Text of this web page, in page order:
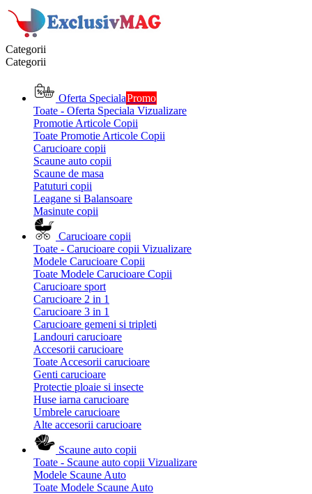
Categorii
Categorii
Oferta SpecialaPromo
Toate - Oferta Speciala Vizualizare
Promotie Articole Copii
Toate Promotie Articole Copii
Carucioare copii
Scaune auto copii
Scaune de masa
Patuturi copii
Leagane si Balansoare
Masinute copii
Carucioare copii
Toate - Carucioare copii Vizualizare
Modele Carucioare Copii
Toate Modele Carucioare Copii
Carucioare sport
Carucioare 2 in 1
Carucioare 3 in 1
Carucioare gemeni si tripleti
Landouri carucioare
Accesorii carucioare
Toate Accesorii carucioare
Genti carucioare
Protectie ploaie si insecte
Huse iarna carucioare
Umbrele carucioare
Alte accesorii carucioare
Scaune auto copii
Toate - Scaune auto copii Vizualizare
Modele Scaune Auto
Toate Modele Scaune Auto